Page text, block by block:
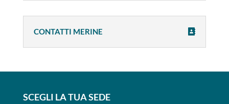
CONTATTI MERINE
SCEGLI LA TUA SEDE